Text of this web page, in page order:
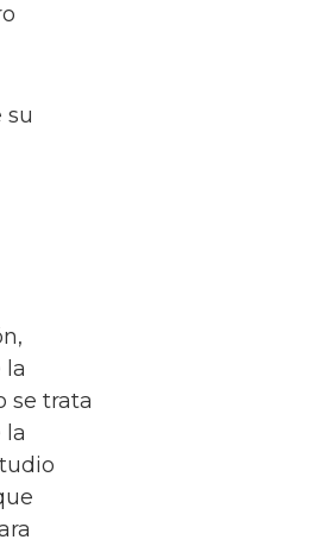
su
la
se trata
la